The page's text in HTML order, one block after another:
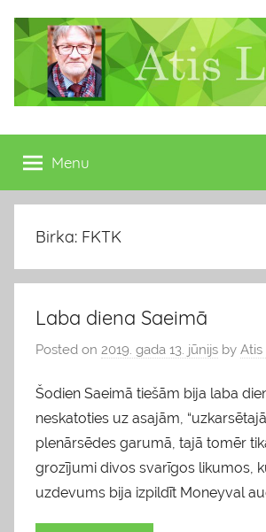
content
Atis
Lejiņš
13.
Saeimas
deputāts
Menu
Birka: FKTK
Laba diena Saeimā
Posted on 2019. gada 13. jūnijs by Atis
Šodien Saeimā tiešām bija laba
neskatoties uz asajām,
plenārsēdes garumā, tajā tomēr
grozījumi divos svarīgos likumos,
uzdevums bija izpildīt Moneyval